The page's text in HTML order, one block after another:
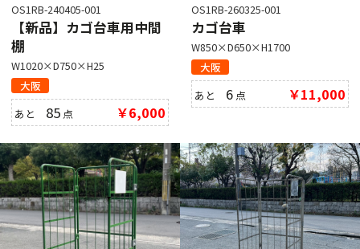
OS1RB-240405-001
【新品】カゴ台車用中間
棚
W1020×D750×H25
大阪
あと 85 点 ￥6,000
OS1RB-260325-001
カゴ台車
W850×D650×H1700
大阪
あと 6 点 ￥11,000